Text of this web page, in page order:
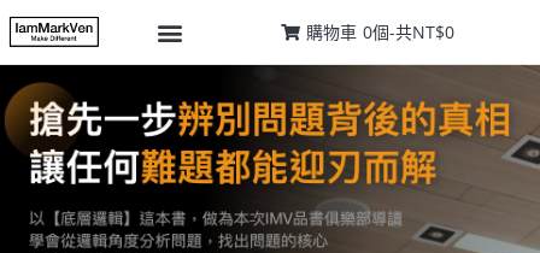
購物車 0個-共NT$0